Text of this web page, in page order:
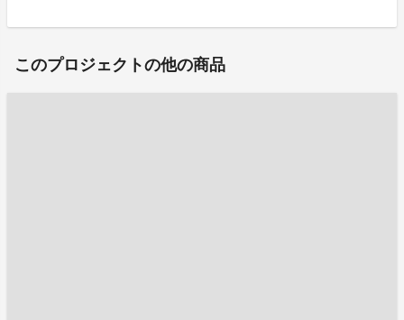
このプロジェクトの他の商品